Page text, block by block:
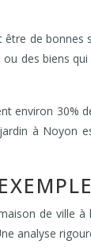
de
des biens
environ
à Noyon
de ville
analyse